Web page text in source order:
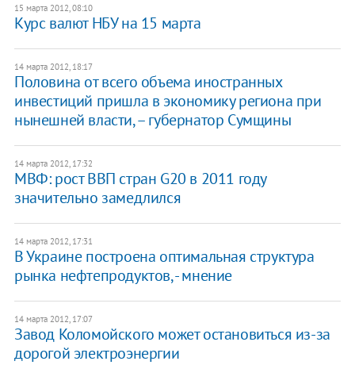
15 марта 2012, 08:10
Курс валют НБУ на 15 марта
14 марта 2012, 18:17
Половина от всего объема иностранных
инвестиций пришла в экономику региона при
нынешней власти, – губернатор Сумщины
14 марта 2012, 17:32
МВФ: рост ВВП стран G20 в 2011 году
значительно замедлился
14 марта 2012, 17:31
В Украине построена оптимальная структура
рынка нефтепродуктов, - мнение
14 марта 2012, 17:07
Завод Коломойского может остановиться из-за
дорогой электроэнергии